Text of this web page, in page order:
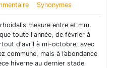
Synonymes
mesure entre et mm.
toute l'année, de février à
d'avril à mi-octobre, avec
commune, mais à l’abondance
hiverne au dernier stade